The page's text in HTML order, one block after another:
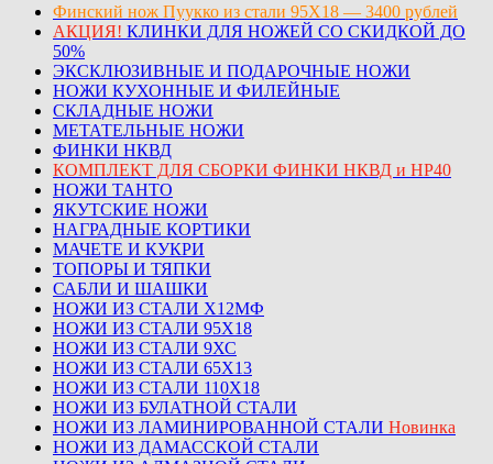
Финский нож Пуукко из стали 95Х18 — 3400 рублей
АКЦИЯ! КЛИНКИ ДЛЯ НОЖЕЙ СО СКИДКОЙ ДО
50%
ЭКСКЛЮЗИВНЫЕ И ПОДАРОЧНЫЕ НОЖИ
НОЖИ КУХОННЫЕ И ФИЛЕЙНЫЕ
СКЛАДНЫЕ НОЖИ
МЕТАТЕЛЬНЫЕ НОЖИ
ФИНКИ НКВД
КОМПЛЕКТ ДЛЯ СБОРКИ ФИНКИ НКВД и НР40
НОЖИ ТАНТО
ЯКУТСКИЕ НОЖИ
НАГРАДНЫЕ КОРТИКИ
МАЧЕТЕ И КУКРИ
ТОПОРЫ И ТЯПКИ
САБЛИ И ШАШКИ
НОЖИ ИЗ СТАЛИ Х12МФ
НОЖИ ИЗ СТАЛИ 95Х18
НОЖИ ИЗ СТАЛИ 9ХС
НОЖИ ИЗ СТАЛИ 65Х13
НОЖИ ИЗ СТАЛИ 110Х18
НОЖИ ИЗ БУЛАТНОЙ СТАЛИ
НОЖИ ИЗ ЛАМИНИРОВАННОЙ СТАЛИ Новинка
НОЖИ ИЗ ДАМАССКОЙ СТАЛИ